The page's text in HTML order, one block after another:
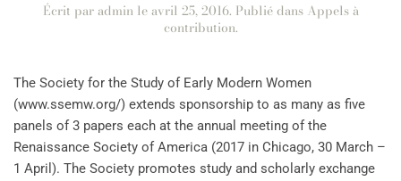
Écrit paradmin leavril 25, 2016. Publié dans Appels à
contribution.
The Society for the Study of Early Modern Women
(www.ssemw.org/) extends sponsorship to as many as five
panels of 3 papers each at the annual meeting of the
Renaissance Society of America (2017 in Chicago, 30 March –
1 April). The Society promotes study and scholarly exchange